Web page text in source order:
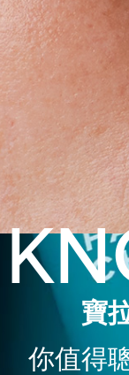
寶
你值得